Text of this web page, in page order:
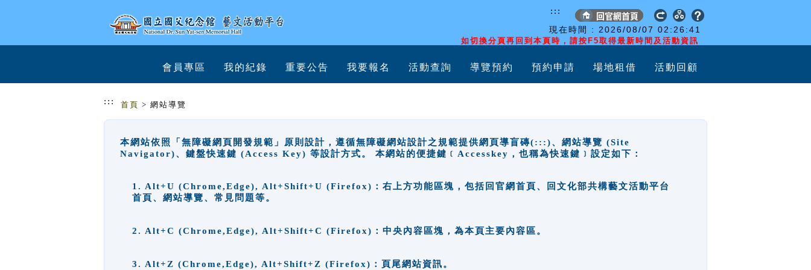
現在時間 : 2026/08/07 02:26:42
如切換分頁再回到本頁時，請按F5取得最新時間及活動資訊
:::
會員專區 我的紀錄 重要公告 我要報名 活動查詢 導覽預約 預約申請 場地租借 活動回顧
::: 首頁 > 網站導覽
本網站依照「無障礙網頁開發規範」原則設計，遵循無障礙網站設計之規範提供網頁導盲磚(:::)、網站導覽 (Site
Navigator)、鍵盤快速鍵 (Access Key) 等設計方式。 本網站的便捷鍵﹝Accesskey，也稱為快速鍵﹞設定如下：
1. Alt+U (Chrome,Edge), Alt+Shift+U (Firefox)：右上方功能區塊，包括回官網首頁、回文化部共構藝文活動平台
首頁、網站導覽、常見問題等。
2. Alt+C (Chrome,Edge), Alt+Shift+C (Firefox)：中央內容區塊，為本頁主要內容區。
3. Alt+Z (Chrome,Edge), Alt+Shift+Z (Firefox)：頁尾網站資訊。